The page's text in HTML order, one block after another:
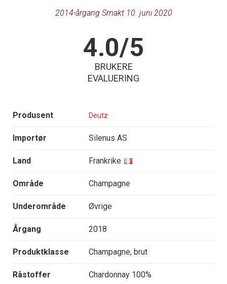
2014-årgang Smakt 10. juni 2020
4.0/5
BRUKERE
EVALUERING
Produsent Deutz
Importør Silenus AS
Land Frankrike
Område Champagne
Underområde Øvrige
Årgang 2018
Produktklasse Champagne, brut
Råstoffer Chardonnay 100%